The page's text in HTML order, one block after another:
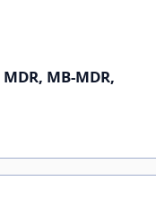
MB-MDR,